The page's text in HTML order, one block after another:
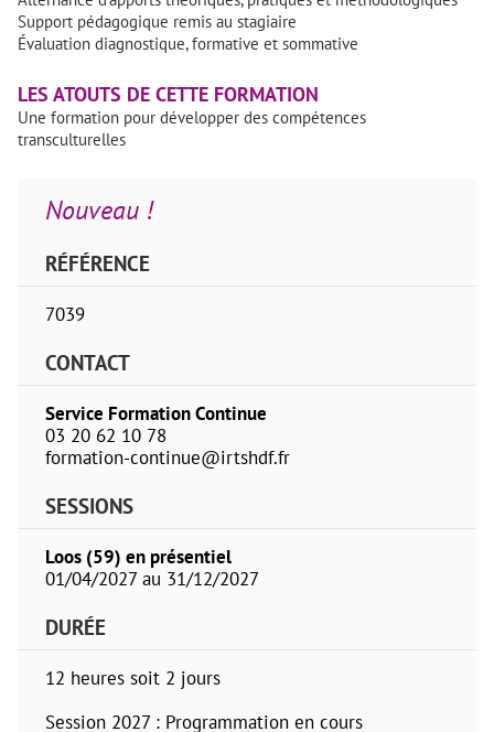
Support pédagogique remis au stagiaire
Évaluation diagnostique, formative et sommative
LES ATOUTS DE CETTE FORMATION
Une formation pour développer des compétences
transculturelles
Nouveau !
RÉFÉRENCE
7039
CONTACT
Service Formation Continue
03 20 62 10 78
formation-continue@irtshdf.fr
SESSIONS
Loos (59) en présentiel
01/04/2027 au 31/12/2027
DURÉE
12 heures soit 2 jours
Session 2027 : Programmation en cours